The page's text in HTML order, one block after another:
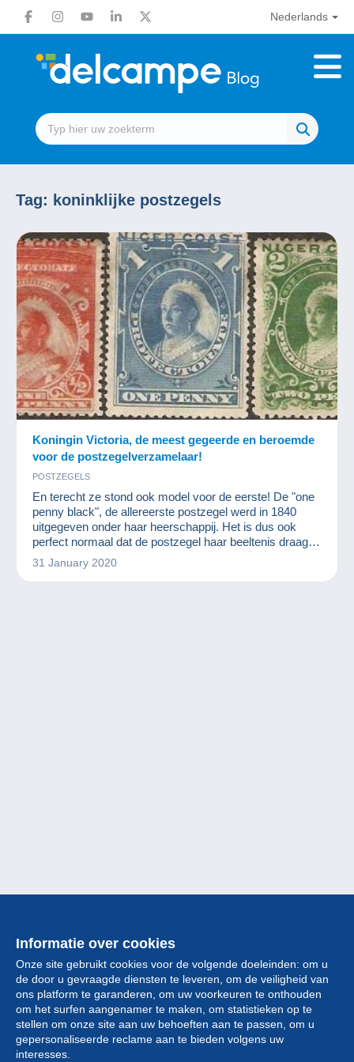
Nederlands
Tag: koninklijke postzegels
Koningin Victoria, de meest gegeerde en beroemde
voor de postzegelverzamelaar!
POSTZEGELS
En terecht ze stond ook model voor de eerste! De "one
penny black", de allereerste postzegel werd in 1840
uitgegeven onder haar heerschappij. Het is dus ook
perfect normaal dat de postzegel haar beeltenis draagt.
Voeg hier nog aan toe dat het Bitse rijk haar topjaren
kende en het is duidelijk waarom koningin Victoria de
31 January 2020
Informatie over cookies
Onze site gebruikt cookies voor de volgende doeleinden: om u
de door u gevraagde diensten te leveren, om de veiligheid van
ons platform te garanderen, om uw voorkeuren te onthouden
om het surfen aangenamer te maken, om statistieken op te
stellen om onze site aan uw behoeften aan te passen, om u
gepersonaliseerde reclame aan te bieden volgens uw
interesses.
Collectie